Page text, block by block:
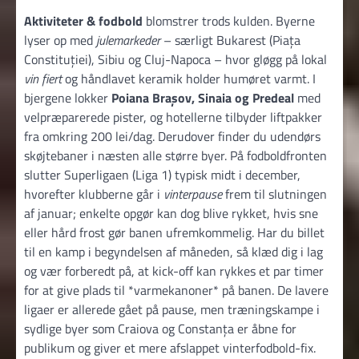
Aktiviteter & fodbold blomstrer trods kulden. Byerne
lyser op med julemarkeder– særligt Bukarest (Piața
Constituției), Sibiu og Cluj-Napoca – hvor gløgg på lokal
vin fiertog håndlavet keramik holder humøret varmt. I
bjergene lokker Poiana Brașov, Sinaia og Predeal med
velpræparerede pister, og hotellerne tilbyder liftpakker
fra omkring 200 lei/dag. Derudover finder du udendørs
skøjtebaner i næsten alle større byer. På fodboldfronten
slutter Superligaen (Liga 1) typisk midt i december,
hvorefter klubberne går i vinterpausefrem til slutningen
af januar; enkelte opgør kan dog blive rykket, hvis sne
eller hård frost gør banen ufremkommelig. Har du billet
til en kamp i begyndelsen af måneden, så klæd dig i lag
og vær forberedt på, at kick-off kan rykkes et par timer
for at give plads til *varmekanoner* på banen. De lavere
ligaer er allerede gået på pause, men træningskampe i
sydlige byer som Craiova og Constanța er åbne for
publikum og giver et mere afslappet vinterfodbold-fix.